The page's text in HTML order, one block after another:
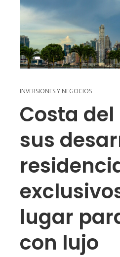
INVERSIONES Y NEGOCIOS
Costa del
sus
lugar
con lujo